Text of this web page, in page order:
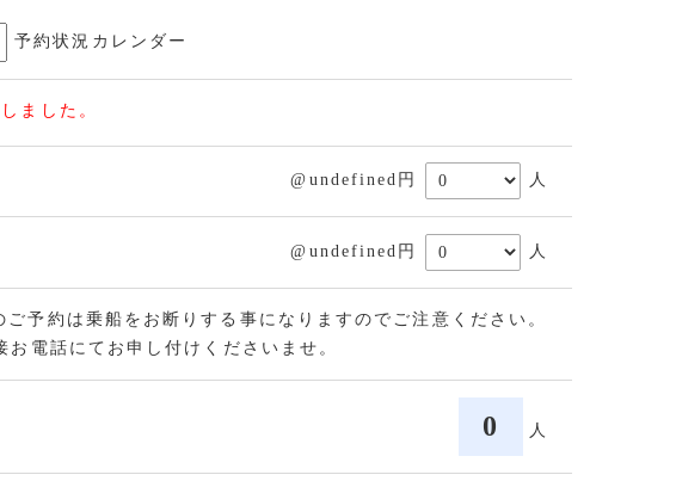
予約状況カレンダー
ました。
@undefined円 人
@undefined円 人
予約は乗船をお断りする事になりますのでご注意ください。
電話にてお申し付けくださいませ。
0 人